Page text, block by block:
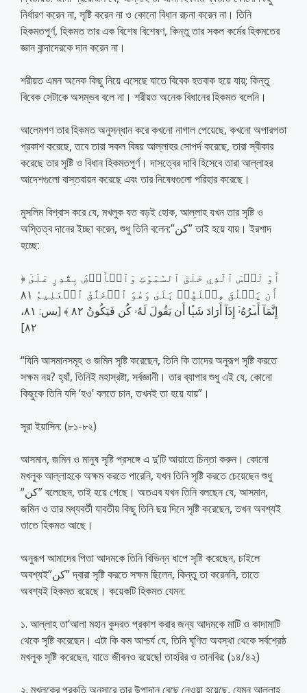
নির্ধারণ করেন না, সৃষ্টি করেন না ও কোনো বিধান রচনা করেন না। তিনি
হিকমতপূর্ণ, হিকমত তার এক বিশেষ বিশেষণ, কিন্তু তার সকল কর্মের হিকমতের
জ্ঞান বান্দাদেরকে দান করেন না।
শরীয়ত এমন অনেক কিছু নিয়ে এসেছে যাতে বিবেক হতবাক হয়ে যায়; কিন্তু
বিবেক সেটাকে অসম্ভব বলে না। শরীয়ত অনেক বিধানের হিকমত বলেনি।
আলেমগণ তার হিকমত অনুসন্ধান করে কখনো নাগাল পেয়েছে, কখনো অপারগতা
প্রকাশ করেছে, তবে তারা সকল বিষয় আল্লাহর সোপর্দ করেছে, তারা স্বীকার
করেছে তার সৃষ্টি ও বিধান হিকমতপূর্ণ। দাসত্বের দাবি হিসেবে তারা আল্লাহর
আদেশগুলো বাস্তবায়ন করেছে এবং তার নিষেধগুলো পরিহার করেছে।
মুসলিম বিশ্বাস করে যে, মখলুক যত বড়ই হোক, আল্লাহ যখন তার সৃষ্টি ও
অস্তিত্ব দানের ইচ্ছা করেন, শুধু তিনি বলেন:”كن” তাই হয়ে যায়। ইরশাদ
হচ্ছে:
﴿ أَوَ لَيۡسَ ٱلَّذِي خَلَقَ ٱلسَّمَٰوَٰتِ وَٱلۡأَرۡضَ بِقَٰدِرٍ عَلَىٰٓ
أَن يَخۡلُقَ مِثۡلَهُمۚ بَلَىٰ وَهُوَ ٱلۡخَلَّٰقُ ٱلۡعَلِيمُ ٨١
إِنَّمَآ أَمۡرُهُۥٓ إِذَآ أَرَادَ شَيۡ‍ًٔا أَن يَقُولَ لَهُۥ كُن فَيَكُونُ ٨٢ ﴾ [يس: ٨١،
٨٢]
“যিনি আসমানসমূহ ও জমিন সৃষ্টি করেছেন, তিনি কি তাদের অনুরূপ সৃষ্টি করতে
সক্ষম নয়? হ্যাঁ, তিনিই মহাস্রষ্টা, সর্বজ্ঞানী। তার ব্যাপার শুধু এই যে, কোনো
কিছুকে তিনি যদি ‘হও’ বলতে চান, তখনই তা হয়ে যায়”।
সূরা ইয়াসিন: (৮১-৮২)
আসমান, জমিন ও মানুষ সৃষ্টি প্রসঙ্গে এ দু’টি আয়াতে চিন্তা করুন। কোনো
মখলুক আল্লাহকে অক্ষম করতে পারেনি, যখন তিনি সৃষ্টি করতে চেয়েছেন শুধু
“كن” বলেছেন, তাই হয়ে গেছে। অতএব যখন তিনি বলছেন যে, আসমান,
জমিন ও তার মধ্যবর্তী যাবতীয় কিছু তিনি ছয় দিনে সৃষ্টি করেছেন, তখন অবশ্যই
তাতে হিকমত আছে।
অনুরূপ আমাদের পিতা আদমকে তিনি বিভিন্ন ধাপে সৃষ্টি করেছেন, চাইলে
অবশ্যই”كن” দ্বারা সৃষ্টি করতে সক্ষম ছিলেন, কিন্তু তা করেননি, তাতে
অবশ্যই হিকমত রয়েছে। কয়েকটি হিকমত যেমন:
১. আল্লাহ তা‘আলা মহান কুদরত প্রকাশ করার জন্য আদমকে মাটি ও কাদামাটি
থেকে সৃষ্টি করেছেন। এটা কি কম আশ্চর্য যে, তিনি ঘৃণিত অবস্থা থেকে সর্বশ্রেষ্ঠ
মখলুক সৃষ্টি করেছেন, যাতে জীবনও রয়েছে! তাহরির ও তানবির: (১৪/৪২)
২. মখলুকের প্রকৃতি অনুসারে তার উপাদান বেছে নেওয়া হয়েছে, যেমন আল্লাহ